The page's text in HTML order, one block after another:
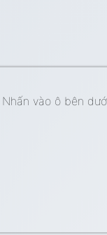
Nhấn vào ô bên